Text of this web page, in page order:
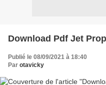
Download Pdf Jet
Publié le 08/09/2021 à 18:40
Par otavicky